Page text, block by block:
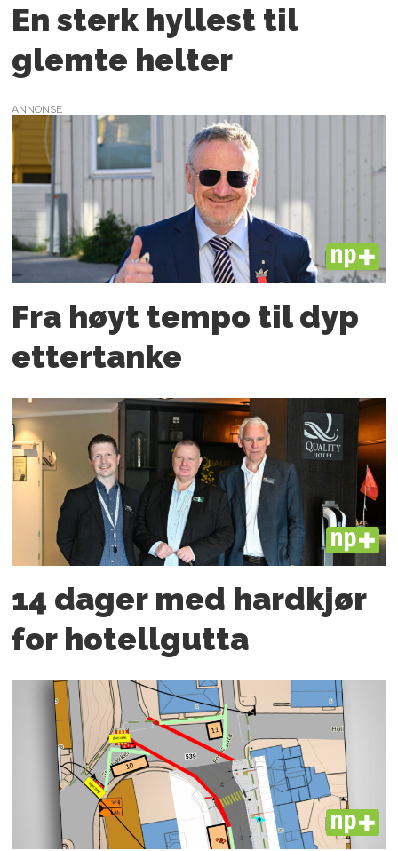
En sterk hyllest til
glemte helter
ANNONSE
PLUS
Fra høyt tempo til dyp
etter­tanke
PLUS
14 dager med hardkjør
for hotellgutta
PLUS